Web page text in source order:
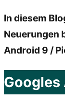
In diesem
Neuerungen
Android 9 /
Googles